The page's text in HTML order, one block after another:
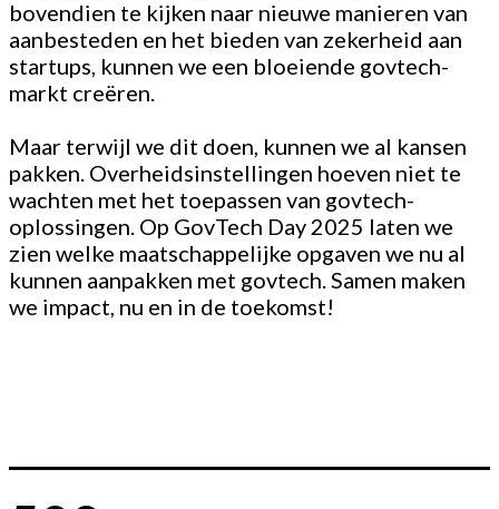
bovendien te kijken naar nieuwe manieren van
aanbesteden en het bieden van zekerheid aan
startups, kunnen we een bloeiende govtech-
markt creëren.
Maar terwijl we dit doen, kunnen we al kansen
pakken. Overheidsinstellingen hoeven niet te
wachten met het toepassen van govtech-
oplossingen. Op GovTech Day 2025 laten we
zien welke maatschappelijke opgaven we nu al
kunnen aanpakken met govtech. Samen maken
we impact, nu en in de toekomst!